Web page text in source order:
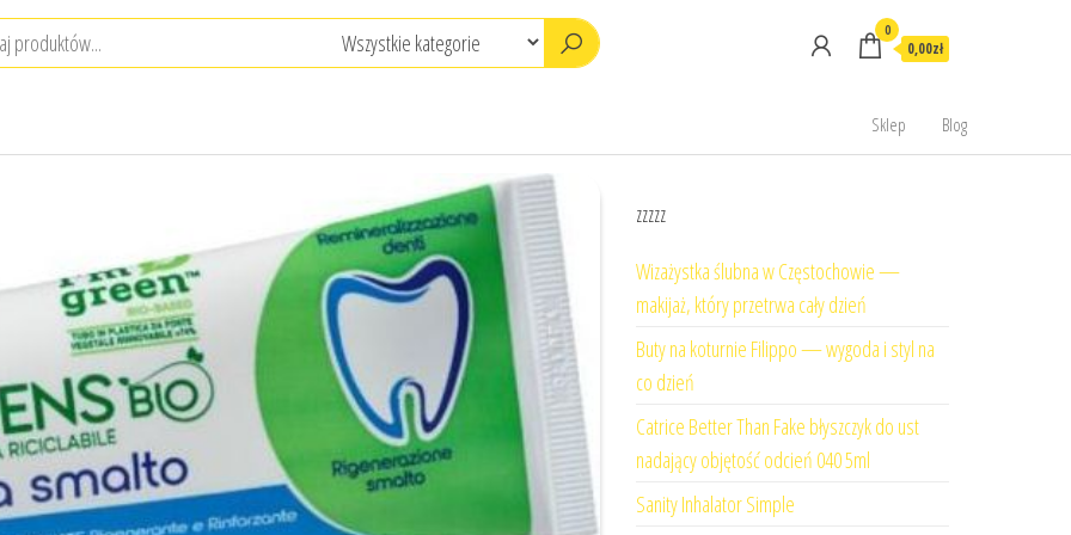
0
0,00zł
Sklep Blog
zzzzz
Wizażystka ślubna w Częstochowie —
makijaż, który przetrwa cały dzień
Buty na koturnie Filippo — wygoda i styl na
co dzień
Catrice Better Than Fake błyszczyk do ust
nadający objętość odcień 040 5ml
Sanity Inhalator Simple